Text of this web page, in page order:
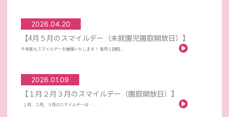
2026.04.20
【4月５月のスマイルデー（未就園児園庭開放日）】
今年度もスマイルデーを開催いたします！ 毎月２回程...
2026.01.09
【１月２月３月のスマイルデー（園庭開放日）】
１月、２月、３月のスマイルデーは… ...